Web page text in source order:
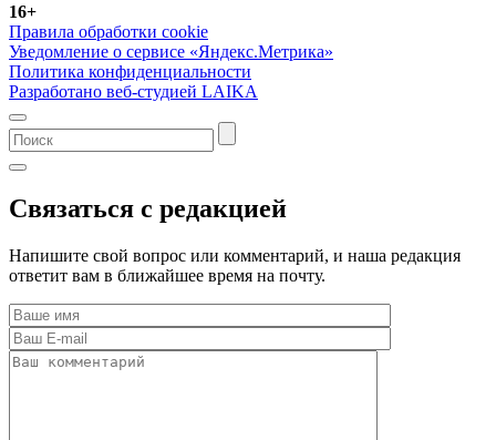
16+
Правила обработки cookie
Уведомление о сервисе «Яндекс.Метрика»
Политика конфиденциальности
Разработано веб-студией LAIKA
Связаться с редакцией
Напишите свой вопрос или комментарий, и наша редакция
ответит вам в ближайшее время на почту.